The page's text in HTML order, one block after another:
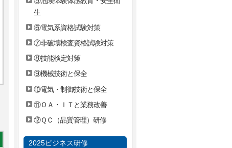
生
⑥電気系資格試験対策
⑦非破壊検査資格試験対策
⑧技能検定対策
⑨機械技術と保全
⑩電気・制御技術と保全
⑪ＯＡ・ＩＴと業務改善
⑫ＱＣ（品質管理）研修
2025ビジネス研修